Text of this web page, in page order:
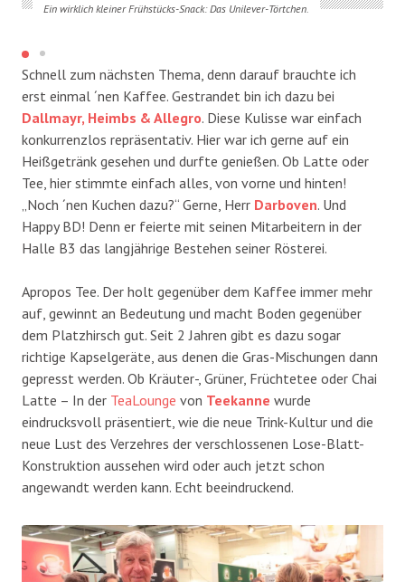
Ein wirklich kleiner Frühstücks-Snack: Das Unilever-Törtchen.
Schnell zum nächsten Thema, denn darauf brauchte ich
erst einmal ´nen Kaffee. Gestrandet bin ich dazu bei
Dallmayr, Heimbs & Allegro. Diese Kulisse war einfach
konkurrenzlos repräsentativ. Hier war ich gerne auf ein
Heißgetränk gesehen und durfte genießen. Ob Latte oder
Tee, hier stimmte einfach alles, von vorne und hinten!
„Noch ´nen Kuchen dazu?“ Gerne, Herr Darboven. Und
Happy BD! Denn er feierte mit seinen Mitarbeitern in der
Halle B3 das langjährige Bestehen seiner Rösterei.
Apropos Tee. Der holt gegenüber dem Kaffee immer mehr
auf, gewinnt an Bedeutung und macht Boden gegenüber
dem Platzhirsch gut. Seit 2 Jahren gibt es dazu sogar
richtige Kapselgeräte, aus denen die Gras-Mischungen dann
gepresst werden. Ob Kräuter-, Grüner, Früchtetee oder Chai
Latte – In der TeaLounge von Teekanne wurde
eindrucksvoll präsentiert, wie die neue Trink-Kultur und die
neue Lust des Verzehres der verschlossenen Lose-Blatt-
Konstruktion aussehen wird oder auch jetzt schon
angewandt werden kann. Echt beeindruckend.